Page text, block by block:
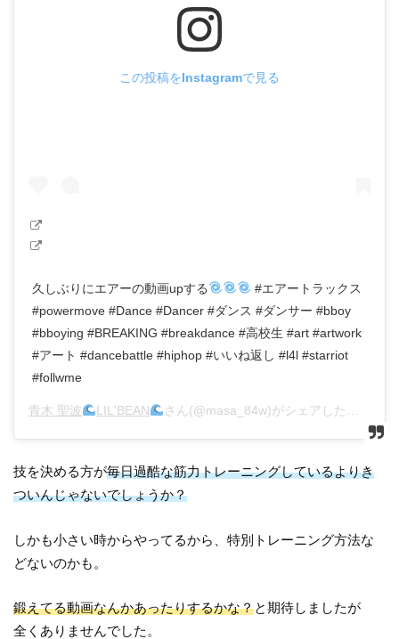
この投稿をInstagramで見る
久しぶりにエアーの動画upする
#エアートラックス
#powermove #Dance #Dancer #ダンス #ダンサー #bboy
#bboying #BREAKING #breakdance #高校生 #art #artwork
#アート #dancebattle #hiphop #いいね返し #l4l #starriot
#follwme
青木 聖波 LIL'BEAN さん(@masa_84w)がシェアした投稿 –
技を決める方が毎日過酷な筋力トレーニングしているよりき
ついんじゃないでしょうか？
しかも小さい時からやってるから、特別トレーニング方法な
どないのかも。
鍛えてる動画なんかあったりするかな？と期待しましたが
全くありませんでした。